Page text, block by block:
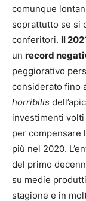
comunque
soprattutto se si
conferitori. Il
un record
peggiorativo
considerato fino
horribilis
investimenti
per compensare
più nel 2020.
del primo
su medie
stagione e in